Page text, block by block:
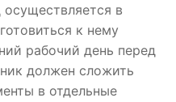
в
к нему
рабочий день перед
должен сложить
в отдельные